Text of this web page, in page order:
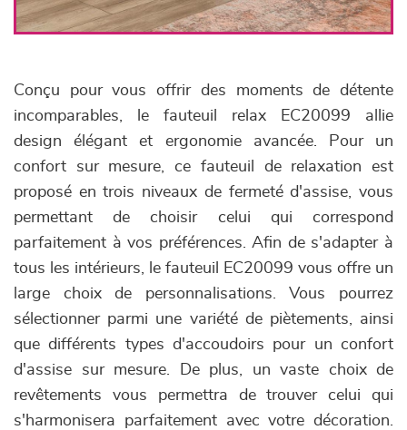
Conçu pour vous offrir des moments de détente
incomparables, le fauteuil relax EC20099 allie
design élégant et ergonomie avancée. Pour un
confort sur mesure, ce fauteuil de relaxation est
proposé en trois niveaux de fermeté d'assise, vous
permettant de choisir celui qui correspond
parfaitement à vos préférences. Afin de s'adapter à
tous les intérieurs, le fauteuil EC20099 vous offre un
large choix de personnalisations. Vous pourrez
sélectionner parmi une variété de piètements, ainsi
que différents types d'accoudoirs pour un confort
d'assise sur mesure. De plus, un vaste choix de
revêtements vous permettra de trouver celui qui
s'harmonisera parfaitement avec votre décoration.